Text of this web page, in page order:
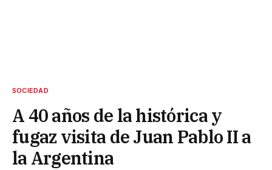
SOCIEDAD
A 40 años de la histórica y
fugaz visita de Juan Pablo II a
la Argentina